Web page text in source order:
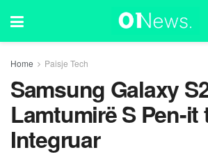
Home Paisje Tech
Samsung Galaxy
Lamtumirë S Pen-it
Integruar